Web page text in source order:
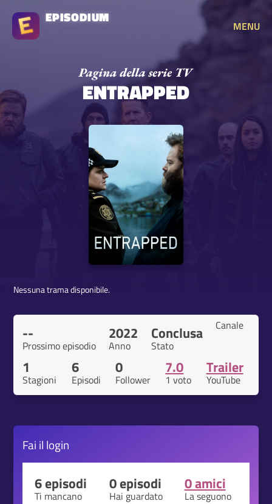
EPISODIUM
MENU
ENTRAPPED
Nessuna trama disponibile.
--
Prossimo episodio
2022
Anno
Conclusa
Stato
Canale
1
Stagioni
6
Episodi
0
Follower
7.0
1 voto
Trailer
YouTube
Fai il login
6 episodi
Ti mancano
0 episodi
Hai guardato
0 amici
La seguono